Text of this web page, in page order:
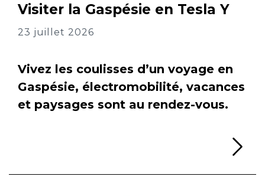
Visiter la Gaspésie en Tesla Y
23 juillet 2026
Vivez les coulisses d’un voyage en
Gaspésie, électromobilité, vacances
et paysages sont au rendez-vous.